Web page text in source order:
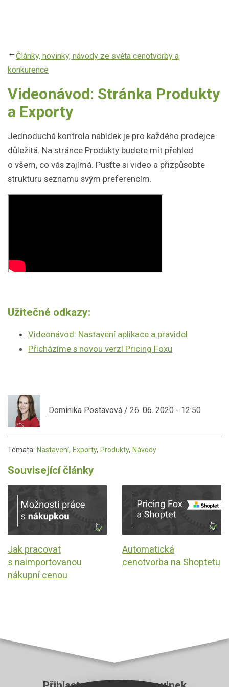
obsahu
Články, novinky, návody ze světa cenotvorby a
konkurence
Videonávod: Stránka Produkty
a Exporty
Jednoduchá kontrola nabídek je pro každého prodejce
důležitá. Na stránce Produkty budete mít přehled
o všem, co vás zajímá. Pusťte si video a přizpůsobte
strukturu seznamu svým preferencím.
Užitečné odkazy:
Videonávod: Nastavení aplikace a pravidel
Přicházíme s novou verzí Pricing Foxu
Dominika Postavová / 26. 06. 2020 - 12:50
Témata: Nastavení, Exporty, Produkty, Návody
Související články
Jak pracovat
s naimportovanou
nákupní cenou
Automatická
cenotvorba na Shoptetu